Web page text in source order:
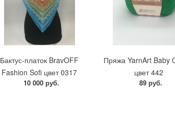
Бактус-платок BravOFF
Fashion Sofi цвет 0317
10 000 руб.
Пряжа YarnArt Baby
цвет 442
89 руб.